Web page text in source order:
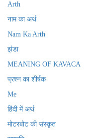
Arth
नाम का अर्थ
Nam Ka Arth
झंडा
MEANING OF KAVACA
प्रश्न का शीर्षक
Me
हिंदी में अर्थ
मोटरबोट की संस्कृत